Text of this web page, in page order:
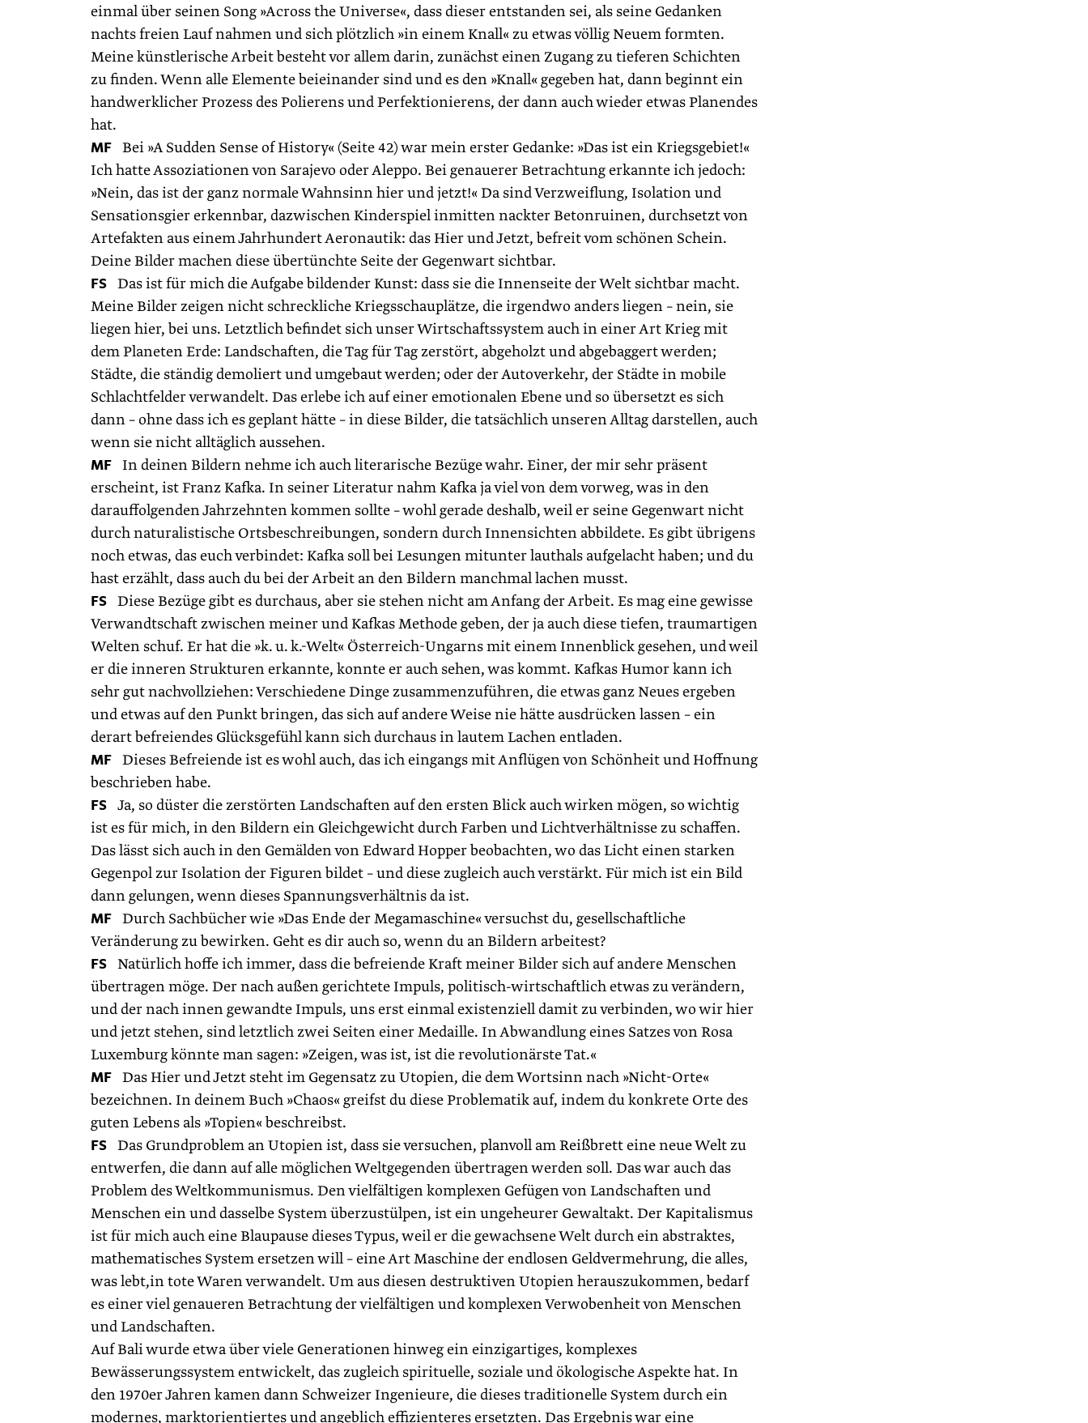
einmal über seinen Song »Across the Universe«, dass dieser entstanden sei, als seine Gedanken
nachts freien Lauf nahmen und sich plötzlich »in einem Knall« zu etwas völlig Neuem formten.
Meine künstlerische Arbeit besteht vor allem darin, zunächst einen Zugang zu tieferen Schichten
zu finden. Wenn alle Elemente beieinander sind und es den »Knall« gegeben hat, dann beginnt ein
handwerklicher Prozess des ­Polierens und Perfektionierens, der dann auch wieder etwas Planendes
hat.
MF Bei »A Sudden Sense of History« (Seite 42) war mein erster Gedanke: »Das ist ein Kriegsgebiet!«
Ich hatte Assoziationen von Sarajevo oder Aleppo. Bei genauerer Betrachtung erkannte ich jedoch:
»Nein, das ist der ganz normale Wahnsinn hier und jetzt!« Da sind Verzweiflung, Isolation und
Sensationsgier erkennbar, dazwischen Kinderspiel inmitten nackter Betonruinen, durchsetzt von
Artefakten aus einem Jahrhundert Aeronautik: das Hier und Jetzt, befreit vom schönen Schein.
Deine Bilder machen diese übertünchte Seite der Gegenwart sichtbar.
FS Das ist für mich die Aufgabe bildender Kunst: dass sie die Innenseite der Welt sichtbar macht.
Meine Bilder zeigen nicht schreckliche Kriegsschauplätze, die irgendwo anders liegen – nein, sie
liegen hier, bei uns. Letztlich befindet sich unser Wirtschaftssystem auch in einer Art Krieg mit
dem Planeten Erde: Landschaften, die Tag für Tag zerstört, abgeholzt und abgebaggert werden;
Städte, die ständig demoliert und umgebaut werden; oder der Autoverkehr, der Städte in mobile
Schlachtfelder verwandelt. Das erlebe ich auf einer emotionalen Ebene und so übersetzt es sich
dann – ohne dass ich es geplant hätte – in diese Bilder, die tatsächlich unseren Alltag darstellen, auch
wenn sie nicht alltäglich aussehen.
MF In deinen Bildern nehme ich auch literarische Bezüge wahr. Einer, der mir sehr präsent
erscheint, ist Franz Kafka. In seiner Lite­ratur nahm Kafka ja viel von dem vorweg, was in den
darauffolgenden Jahrzehnten kommen sollte – wohl gerade deshalb, weil er seine Gegenwart nicht
durch naturalistische Ortsbeschreibungen, sondern durch Innensichten abbildete. Es gibt übri­gens
noch etwas, das euch verbindet: Kafka soll bei Lesungen mitunter lauthals aufgelacht haben; und du
hast erzählt, dass auch du bei der Arbeit an den Bildern manchmal lachen musst.
FS Diese Bezüge gibt es durchaus, aber sie stehen nicht am Anfang der Arbeit. Es mag eine gewisse
Verwandtschaft zwischen meiner und Kafkas Methode geben, der ja auch diese tiefen, traum­artigen
Welten schuf. Er hat die »k. u. k.-Welt« Österreich-Ungarns mit einem Innenblick gesehen, und weil
er die inneren Strukturen erkannte, konnte er auch sehen, was kommt. Kafkas Humor kann ich
sehr gut nachvollziehen: Verschiedene Dinge zusammenzuführen, die etwas ganz Neues ergeben
und etwas auf den Punkt bringen, das sich auf andere Weise nie hätte ausdrücken lassen – ein
derart befreiendes Glücksgefühl kann sich durchaus in lautem Lachen entladen.
MF Dieses Befreiende ist es wohl auch, das ich eingangs mit Anflügen von Schönheit und Hoffnung
beschrieben habe.
FS Ja, so düster die zerstörten Landschaften auf den ersten Blick auch wirken mögen, so wichtig
ist es für mich, in den Bildern ein Gleichgewicht durch Farben und Lichtverhältnisse zu schaffen.
Das lässt sich auch in den Gemälden von Edward Hopper beobachten, wo das Licht einen starken
Gegenpol zur Isolation der Figuren bildet – und diese zugleich auch verstärkt. Für mich ist ein Bild
dann gelungen, wenn dieses Spannungsverhältnis da ist.
MF Durch Sachbücher wie »Das Ende der Megamaschine« versuchst du, gesellschaftliche
Veränderung zu bewirken. Geht es dir auch so, wenn du an Bildern arbeitest?
FS Natürlich hoffe ich immer, dass die befreiende Kraft ­meiner Bilder sich auf andere Menschen
übertragen möge. Der nach ­außen gerichtete Impuls, politisch-wirtschaftlich etwas zu verändern,
und der nach innen gewandte Impuls, uns erst einmal existenziell damit zu verbinden, wo wir hier
und jetzt stehen, sind letztlich zwei Seiten einer Medaille. In Abwandlung eines Satzes von Rosa
Luxemburg könnte man sagen: »Zeigen, was ist, ist die revolutionärste Tat.«
MF Das Hier und Jetzt steht im Gegensatz zu Utopien, die dem Wortsinn nach »Nicht-Orte«
bezeichnen. In deinem Buch »Chaos« greifst du diese Problematik auf, indem du konkrete Orte des
guten Lebens als »Topien« beschreibst.
FS Das Grundproblem an Utopien ist, dass sie versuchen, planvoll am Reißbrett eine neue Welt zu
entwerfen, die dann auf alle möglichen Weltgegenden übertragen werden soll. Das war auch das
Problem des Weltkommunismus. Den vielfältigen komplexen Gefügen von Landschaften und
Menschen ein und dasselbe System überzustülpen, ist ein ungeheurer Gewaltakt. Der Kapi­talismus
ist für mich auch eine Blaupause dieses Typus, weil er die gewachsene Welt durch ein abstraktes,
mathematisches System ersetzen will – eine Art Maschine der endlosen Geldvermehrung, die alles,
was lebt,in tote Waren verwandelt. Um aus diesen destruktiven Utopien herauszukommen, bedarf
es einer viel genaueren Betrachtung der vielfältigen und komplexen Verwobenheit von Menschen
und Landschaften.
Auf Bali wurde etwa über viele Generationen hinweg ein einzigartiges, komplexes
Bewässerungssystem entwickelt, das zugleich spirituelle, soziale und ökologische Aspekte hat. In
den 1970er Jahren kamen dann Schweizer Ingenieure, die dieses traditionelle System durch ein
modernes, marktorientiertes und angeblich effizienteres ersetzten. Das Ergebnis war eine